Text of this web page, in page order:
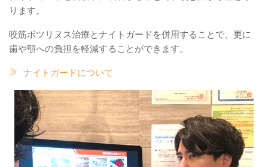
ります。
咬筋ボツリヌス治療とナイトガードを併用することで、更に
歯や顎への負担を軽減することができます。
ナイトガードについて